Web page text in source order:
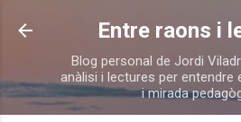
Salta al contingut
Entre raons i
Blog personal de Jordi
anàlisi i lectures per entendre
i mirada